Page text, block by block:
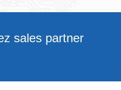
sales partner